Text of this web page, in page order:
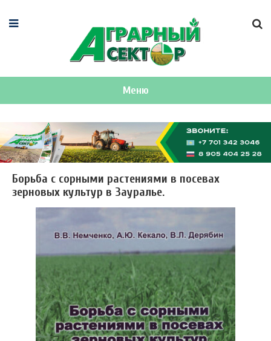
Меню
Борьба с сорными растениями в посевах
зерновых культур в Зауралье.